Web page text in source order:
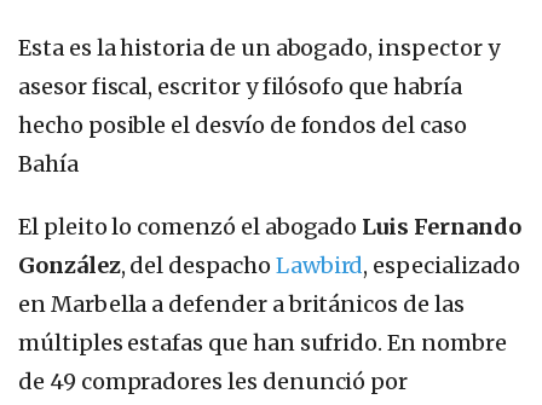
Esta es la historia de un abogado, inspector y
asesor fiscal, escritor y filósofo que habría
hecho posible el desvío de fondos del caso
Bahía
El pleito lo comenzó el abogado Luis Fernando
González, del despacho Lawbird, especializado
en Marbella a defender a británicos de las
múltiples estafas que han sufrido. En nombre
de 49 compradores les denunció por